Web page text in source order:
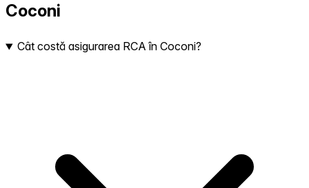
Coconi
Cât costă asigurarea RCA în Coconi?